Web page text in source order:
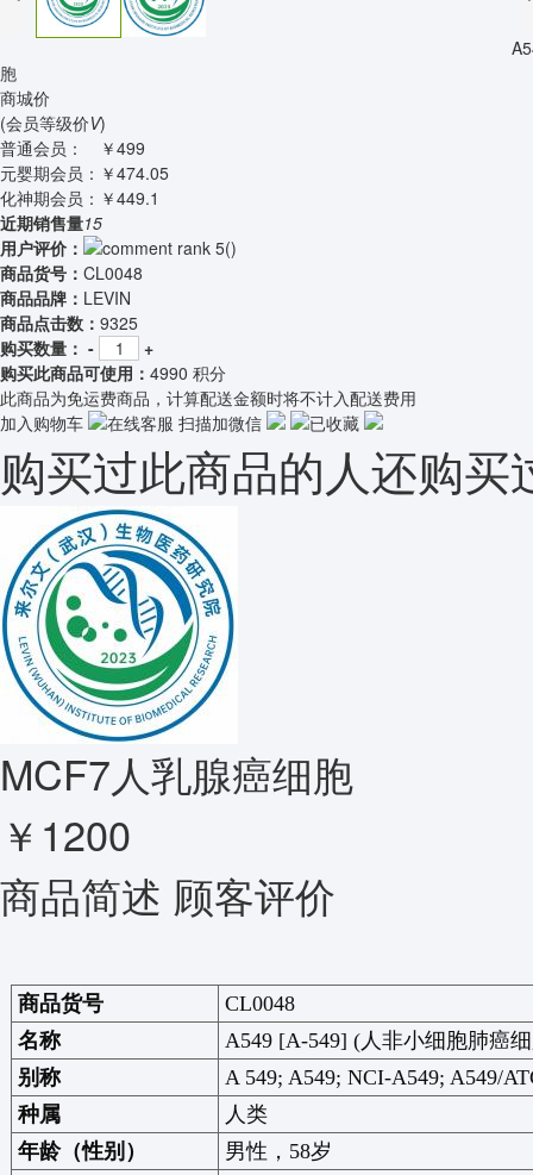
胞
商城价
(会员等级价V)
普通会员：
￥499
元婴期会员： ￥474.05
化神期会员： ￥449.1
近期销售量15
用户评价：
()
商品货号： CL0048
商品品牌： LEVIN
商品点击数： 9325
购买数量： -
+
购买此商品可使用： 4990 积分
此商品为免运费商品，计算配送金额时将不计入配送费用
加入购物车
在线客服 扫描加微信 已收藏
购买过此商品的人还购买
MCF7人乳腺癌细胞
￥1200
商品简述 顾客评价
商品货号
CL0048
名称
A549 [A-549] (人非小细胞肺癌
别称
A 549; A549; NCI-A549; A549/
种属
人类
年龄（性别）
男性， 58岁